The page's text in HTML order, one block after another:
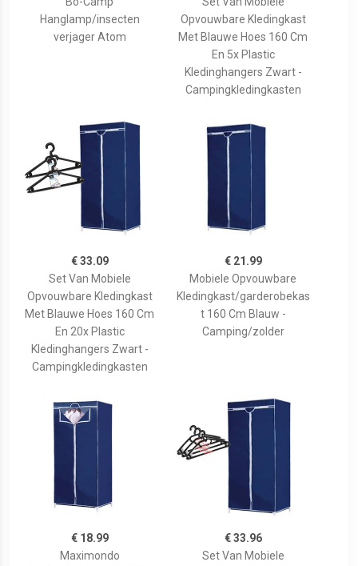
Hanglamp/insecten
verjager Atom
Opvouwbare Kledingkast
Met Blauwe Hoes 160 Cm
En 5x Plastic
Kledinghangers Zwart -
Campingkledingkasten
€ 33.09
Set Van Mobiele
Opvouwbare Kledingkast
Met Blauwe Hoes 160 Cm
En 20x Plastic
Kledinghangers Zwart -
Campingkledingkasten
€ 21.99
Mobiele Opvouwbare
Kledingkast/garderobekas
t 160 Cm Blauw -
Camping/zolder
€ 18.99
Maximondo
€ 33.96
Set Van Mobiele